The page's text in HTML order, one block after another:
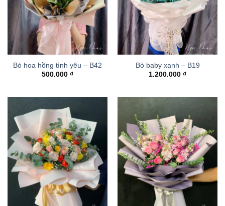
Bó hoa hồng tình yêu – B42
500.000 ₫
Bó baby xanh – B19
1.200.000 ₫